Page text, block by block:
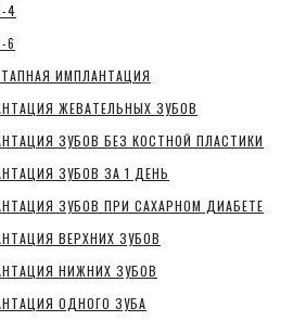
4
6
ИМПЛАНТАЦИЯ
ЖЕВАТЕЛЬНЫХ ЗУБОВ
ЗУБОВ БЕЗ КОСТНОЙ ПЛАСТИКИ
ЗУБОВ ЗА 1 ДЕНЬ
ЗУБОВ ПРИ САХАРНОМ ДИАБЕТЕ
ВЕРХНИХ ЗУБОВ
НИЖНИХ ЗУБОВ
ОДНОГО ЗУБА